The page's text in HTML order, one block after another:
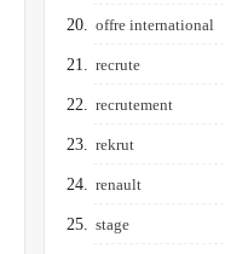
offre international
recrute
recrutement
rekrut
renault
stage